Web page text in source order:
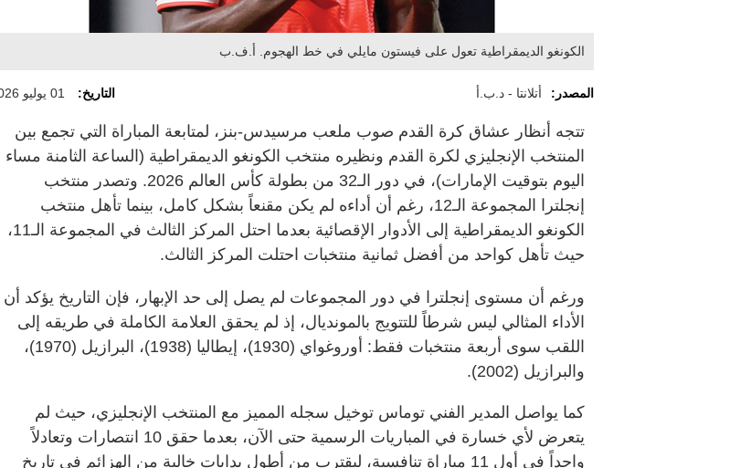
الكونغو الديمقراطية تعول على فيستون مايلي في خط الهجوم. أ.ف.ب
المصدر: أتلانتا - د.ب.أ التاريخ: 01 يوليو 2026
تتجه أنظار عشاق كرة القدم صوب ملعب مرسيدس-بنز، لمتابعة المباراة التي تجمع بين
المنتخب الإنجليزي لكرة القدم ونظيره منتخب الكونغو الديمقراطية (الساعة الثامنة مساء
اليوم بتوقيت الإمارات)، في دور الـ32 من بطولة كأس العالم 2026. وتصدر منتخب
إنجلترا المجموعة الـ12، رغم أن أداءه لم يكن مقنعاً بشكل كامل، بينما تأهل منتخب
الكونغو الديمقراطية إلى الأدوار الإقصائية بعدما احتل المركز الثالث في المجموعة الـ11،
حيث تأهل كواحد من أفضل ثمانية منتخبات احتلت المركز الثالث.
ورغم أن مستوى إنجلترا في دور المجموعات لم يصل إلى حد الإبهار، فإن التاريخ يؤكد أن
الأداء المثالي ليس شرطاً للتتويج بالمونديال، إذ لم يحقق العلامة الكاملة في طريقه إلى
اللقب سوى أربعة منتخبات فقط: أوروغواي (1930)، إيطاليا (1938)، البرازيل (1970)،
والبرازيل (2002).
كما يواصل المدير الفني توماس توخيل سجله المميز مع المنتخب الإنجليزي، حيث لم
يتعرض لأي خسارة في المباريات الرسمية حتى الآن، بعدما حقق 10 انتصارات وتعادلاً
واحداً في أول 11 مباراة تنافسية، ليقترب من أطول بدايات خالية من الهزائم في تاريخ